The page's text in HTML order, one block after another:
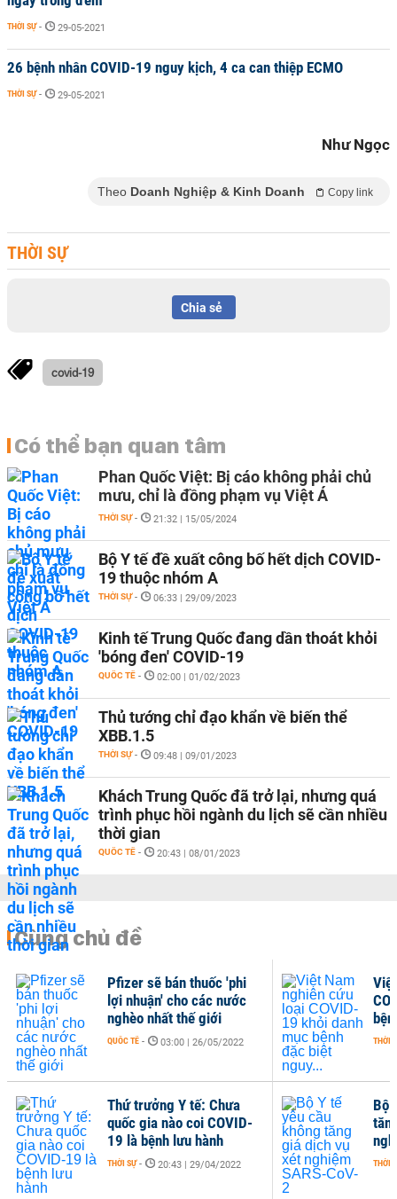
THỜI SỰ - 29-05-2021
26 bệnh nhân COVID-19 nguy kịch, 4 ca can thiệp ECMO
THỜI SỰ - 29-05-2021
Như Ngọc
Theo Doanh Nghiệp & Kinh Doanh Copy link
THỜI SỰ
Chia sẻ
covid-19
Có thể bạn quan tâm
Phan Quốc Việt: Bị cáo không phải chủ
mưu, chỉ là đồng phạm vụ Việt Á
THỜI SỰ - 21:32 | 15/05/2024
Bộ Y tế đề xuất công bố hết dịch COVID-
19 thuộc nhóm A
THỜI SỰ - 06:33 | 29/09/2023
Kinh tế Trung Quốc đang dần thoát khỏi
'bóng đen' COVID-19
QUỐC TẾ - 02:00 | 01/02/2023
Thủ tướng chỉ đạo khẩn về biến thể
XBB.1.5
THỜI SỰ - 09:48 | 09/01/2023
Khách Trung Quốc đã trở lại, nhưng quá
trình phục hồi ngành du lịch sẽ cần nhiều
thời gian
QUỐC TẾ - 20:43 | 08/01/2023
Cùng chủ đề
Pfizer sẽ bán thuốc 'phi
lợi nhuận' cho các nước
nghèo nhất thế giới
QUỐC TẾ - 03:00 | 26/05/2022
Thứ trưởng Y tế: Chưa
quốc gia nào coi COVID-
19 là bệnh lưu hành
THỜI SỰ - 20:43 | 29/04/2022
THỜI
Bộ
THỜI